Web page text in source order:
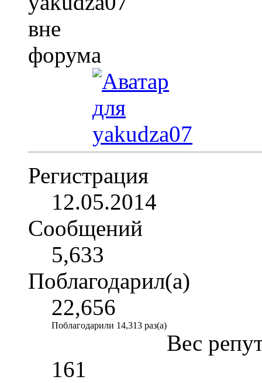
Регистрация
12.05.2014
Сообщений
5,633
Поблагодарил(а)
22,656
Поблагодарили 14,313 раз(а)
Вес
161